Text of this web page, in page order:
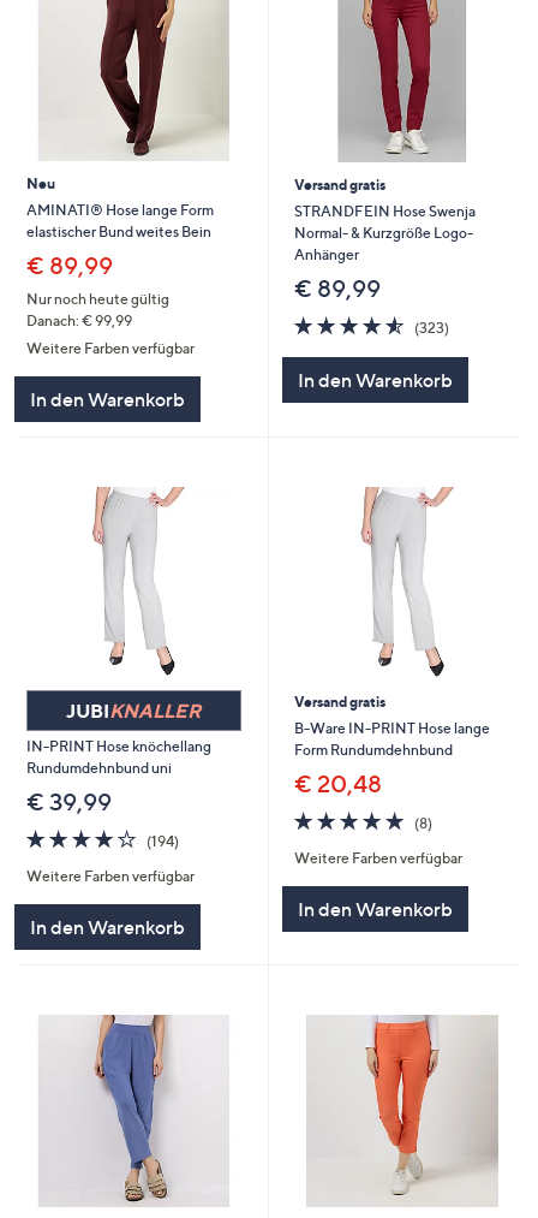
Neu
AMINATI® Hose lange Form
elastischer Bund weites Bein
€ 89,99
Nur noch heute gültig
Danach: € 99,99
Weitere Farben verfügbar
In den Warenkorb
Versand gratis
STRANDFEIN Hose Swenja
Normal- & Kurzgröße Logo-
Anhänger
€ 89,99
4.5
von
(323)323
In den Warenkorb
JUBIKNALLER
IN-PRINT Hose knöchellang
Rundumdehnbund uni
€ 39,99
4.2
von
5
(194)194
Weitere Farben verfügbar
In den Warenkorb
Versand gratis
B-Ware IN-PRINT Hose lange
Form Rundumdehnbund
€ 20,48
4.9
von
5
(8)8
Weitere Farben verfügbar
In den Warenkorb